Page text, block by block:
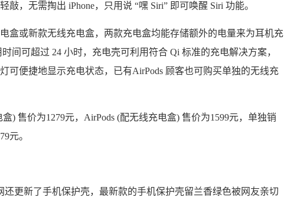
敲，无需掏出 iPhone，只用说 “嘿 Siri” 即可唤醒 Siri 功能。
盒或新款无线充电盒，两款充电盒均能存储额外的电量来为耳机充
间可超过 24 小时，充电壳可利用符合 Qi 标准的充电解决方案，
可便捷地显示充电状态，已有AirPods 顾客也可购买单独的无线充
盒) 售价为1279元，AirPods (配无线充电盒) 售价为1599元，单独销
元。
还更新了手机保护壳，最新款的手机保护壳留兰香绿色被网友亲切